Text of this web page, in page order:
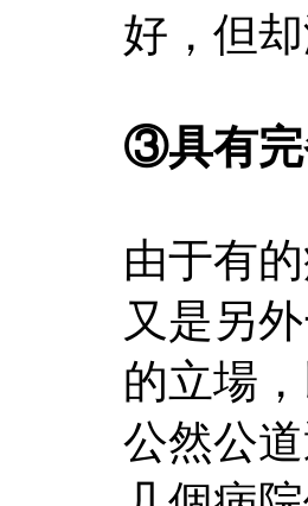
好，但
③具有完
由于有
又是另
的立場
公然公